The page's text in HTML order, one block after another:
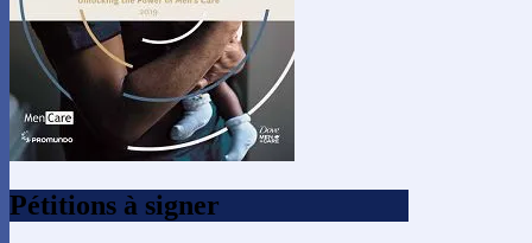
Pétitions à signer